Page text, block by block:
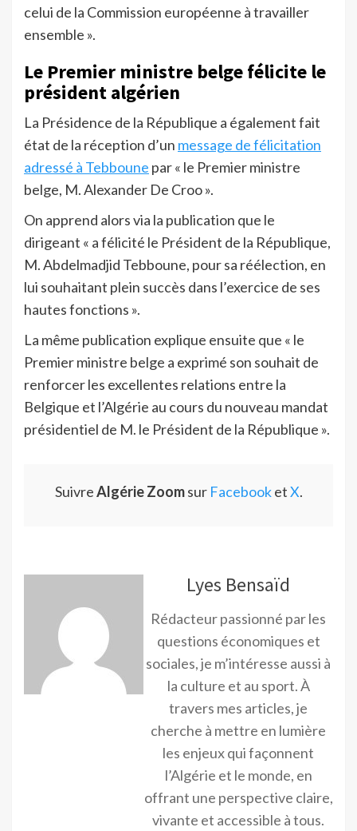
celui de la Commission européenne à travailler
ensemble ».
Le Premier ministre belge félicite le
président algérien
La Présidence de la République a également fait
état de la réception d’un message de félicitation
adressé à Tebboune par « le Premier ministre
belge, M. Alexander De Croo ».
On apprend alors via la publication que le
dirigeant « a félicité le Président de la République,
M. Abdelmadjid Tebboune, pour sa réélection, en
lui souhaitant plein succès dans l’exercice de ses
hautes fonctions ».
La même publication explique ensuite que « le
Premier ministre belge a exprimé son souhait de
renforcer les excellentes relations entre la
Belgique et l’Algérie au cours du nouveau mandat
présidentiel de M. le Président de la République ».
SuivreAlgérie Zoomsur FacebooketX.
Lyes Bensaïd
Rédacteur passionné par les
questions économiques et
sociales, je m’intéresse aussi à
la culture et au sport. À
travers mes articles, je
cherche à mettre en lumière
les enjeux qui façonnent
l’Algérie et le monde, en
offrant une perspective claire,
vivante et accessible à tous.